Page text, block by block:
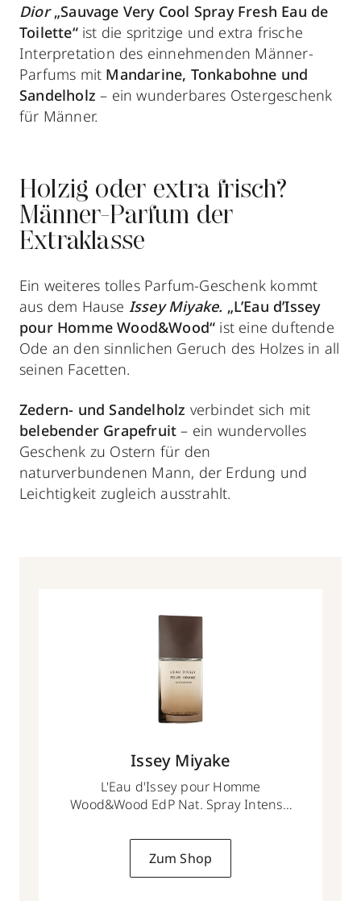
Dior„Sauvage Very Cool Spray Fresh Eau de
Toilette“ ist die spritzige und extra frische
Interpretation des einnehmenden Männer-
Parfums mit Mandarine, Tonkabohne und
Sandelholz – ein wunderbares Ostergeschenk
für Männer.
Holzig oder extra frisch?
Männer-Parfum der
Extraklasse
Ein weiteres tolles Parfum-Geschenk kommt
aus dem Hause Issey Miyake. „L’Eau d’Issey
pour Homme Wood&Wood“ ist eine duftende
Ode an den sinnlichen Geruch des Holzes in all
seinen Facetten.
Zedern- und Sandelholz verbindet sich mit
belebender Grapefruit – ein wundervolles
Geschenk zu Ostern für den
naturverbundenen Mann, der Erdung und
Leichtigkeit zugleich ausstrahlt.
Issey Miyake
L'Eau d'Issey pour Homme
Wood&Wood EdP Nat. Spray Intense
Zum Shop